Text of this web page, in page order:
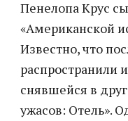
Пенелопа Крус
«Американской
Известно, что
распространили
снявшейся в
ужасов: Отель».